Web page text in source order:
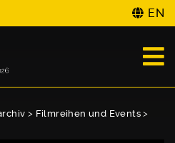
EN
> Filmreihen und Events >